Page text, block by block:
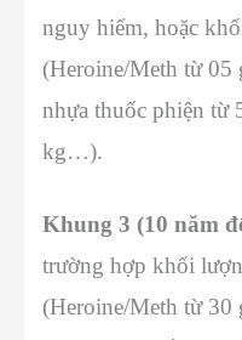
nguy hiểm, hoặc
(Heroine/Meth từ 05
nhựa thuốc phiện từ
kg…).
Khung 3 (10 năm
trường hợp khối
(Heroine/Meth từ 30